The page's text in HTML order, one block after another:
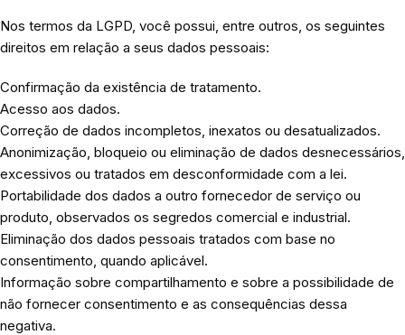
Nos termos da LGPD, você possui, entre outros, os seguintes
direitos em relação a seus dados pessoais:
Confirmação da existência de tratamento.
Acesso aos dados.
Correção de dados incompletos, inexatos ou desatualizados.
Anonimização, bloqueio ou eliminação de dados desnecessários,
excessivos ou tratados em desconformidade com a lei.
Portabilidade dos dados a outro fornecedor de serviço ou
produto, observados os segredos comercial e industrial.
Eliminação dos dados pessoais tratados com base no
consentimento, quando aplicável.
Informação sobre compartilhamento e sobre a possibilidade de
não fornecer consentimento e as consequências dessa
negativa.